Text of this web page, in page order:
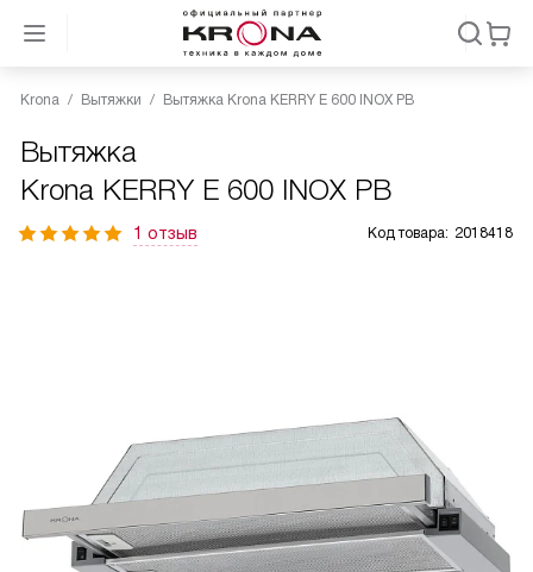
Krona Вытяжки Вытяжка Krona KERRY E 600 INOX PB
Вытяжка
Krona KERRY E 600 INOX PB
1 отзыв Код товара: 2018418